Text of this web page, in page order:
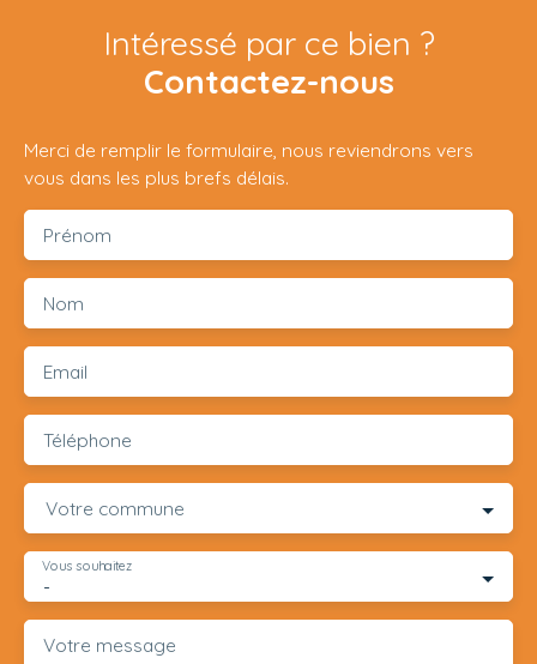
Intéressé par ce bien ?
Contactez-nous
Merci de remplir le formulaire, nous reviendrons vers
vous dans les plus brefs délais.
Prénom
Nom
Email
Téléphone
Votre commune
-
Vous souhaitez
Votre message